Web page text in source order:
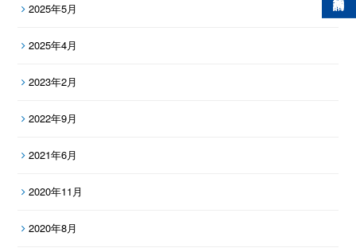
2025年5月
2025年4月
2023年2月
2022年9月
2021年6月
2020年11月
2020年8月